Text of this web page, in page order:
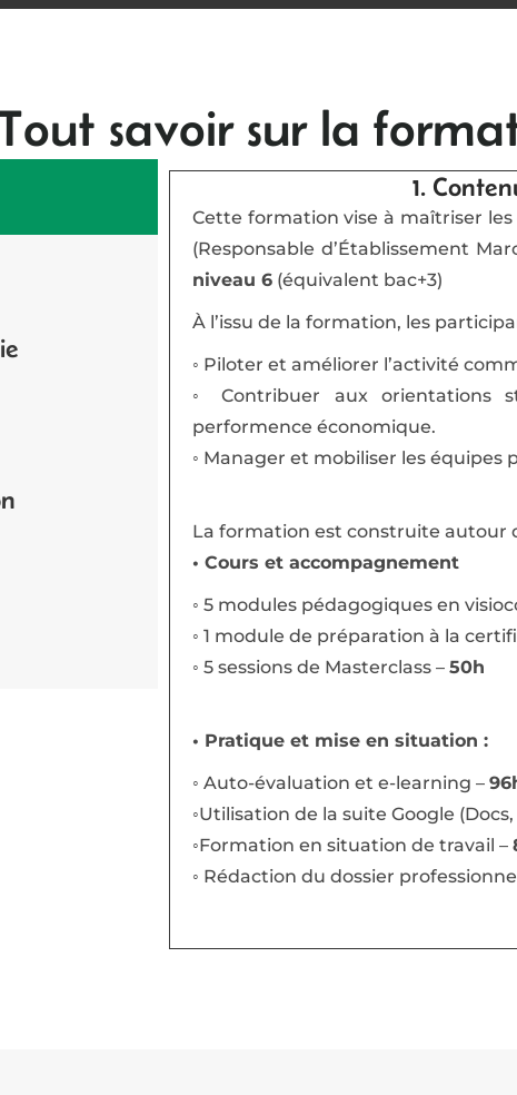
savoir sur la
1.
Cette formation vise à maîtriser
(Responsable d’Établissement
niveau 6 (équivalent bac+3)
À l’issu de la formation, les
◦ Piloter et améliorer l’activité
◦ Contribuer aux orientations
performence économique.
◦ Manager et mobiliser les
La formation est construite autour
• Cours et accompagnement
◦ 5 modules pédagogiques en
◦ 1 module de préparation à la
◦ 5 sessions de Masterclass – 50h
• Pratique et mise en situation :
◦ Auto-évaluation et e-learning –
◦Utilisation de la suite Google (Docs,
◦Formation en situation de travail –
◦ Rédaction du dossier